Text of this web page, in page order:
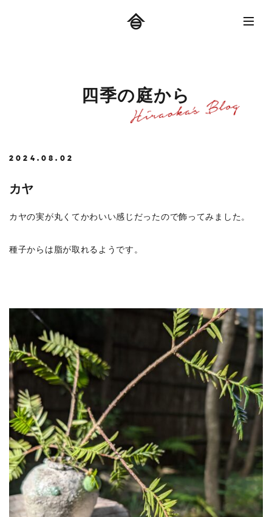
四季の庭から
2024.08.02
カヤ
カヤの実が丸くてかわいい感じだったので飾ってみました。
種子からは脂が取れるようです。